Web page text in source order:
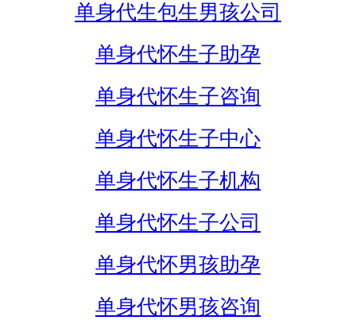
单身代生包生男孩公司
单身代怀生子助孕
单身代怀生子咨询
单身代怀生子中心
单身代怀生子机构
单身代怀生子公司
单身代怀男孩助孕
单身代怀男孩咨询